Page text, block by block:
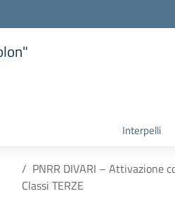
Interpelli
PNRR DIVARI – Attivazione
Classi TERZE